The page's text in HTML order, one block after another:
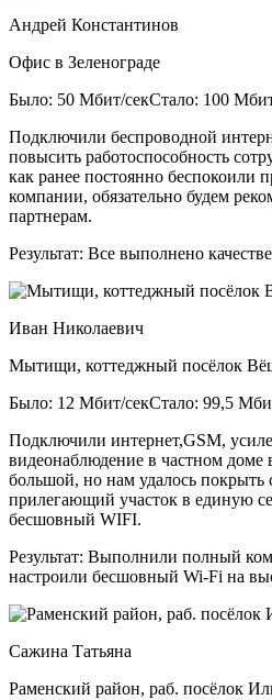
Андрей Константинов
Офис в Зеленограде
Было: 50 Мбит/секСтало: 100
Подключили беспроводной
повысить работоспособность
как ранее постоянно беспокоили
компании, обязательно будем
партнерам.
Результат: Все выполнено
Иван Николаевич
Мытищи, коттеджный посёлок
Было: 12 Мбит/секСтало: 99,5
Подключили интернет,GSM,
видеонаблюдение в частном
большой, но нам удалось покрыть
прилегающий участок в единую
бесшовный WIFI.
Результат: Выполнили полный
настроили бесшовный Wi-Fi на
Сажина Татьяна
Раменский район, раб. посёлок